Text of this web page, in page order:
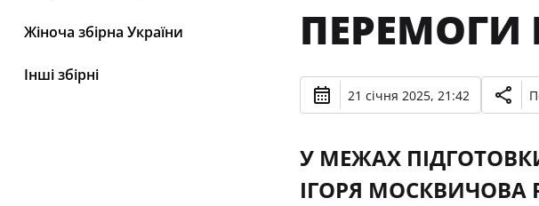
Жіноча збірна України
Інші збірні
ПЕРЕМОГИ
21 січня 2025, 21:42
У МЕЖАХ
ІГОРЯ МОСКВИЧОВА